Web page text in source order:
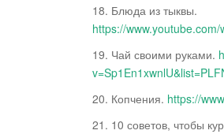
18. Блюда из тыквы.
https://
19. Чай своими руками.
20. Копчения. https://
21. 10 советов, чтобы